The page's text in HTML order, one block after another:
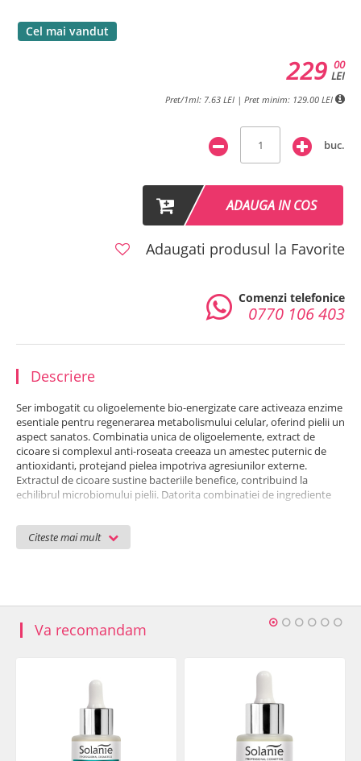
Cel mai vandut
00
LEI
229
Pret/1ml: 7.63 LEI | Pret minim: 129.00 LEI
buc.
ADAUGA IN COS
Adaugati produsul la Favorite
Comenzi telefonice
0770 106 403
Descriere
Citeste mai mult
Ser imbogatit cu oligoelemente bio-energizate care activeaza enzime
esentiale pentru regenerarea metabolismului celular, oferind pielii un
aspect sanatos. Combinatia unica de oligoelemente, extract de
cicoare si complexul anti-roseata creeaza un amestec puternic de
antioxidanti, protejand pielea impotriva agresiunilor externe.
Extractul de cicoare sustine bacteriile benefice, contribuind la
echilibrul microbiomului pielii. Datorita combinatiei de ingrediente
aspect uniform si echilibrat.
Substante active: complex Anti-Redness-Phyto, mangan, cobalt
- protejeaza pielea impotriva factorilor externi
- reduce roseata si restabileste echilibrul
dimineata si seara, tampotand usor pana se absoarbe complet.
Pentru rezultate maxime in reducerea rosetii si echilibrarea pielii,
: Aqua (Water), Glycerin, Propanediol, Butylene Glycol,
Oxidized Corn Oil, Olea Europaea (Olive) Fruit Oil, Inulin, Lecithin,
Panthenol, Tocopheryl Acetate, Picea Abies Extract, Alpha-Glucan
Va recomandam